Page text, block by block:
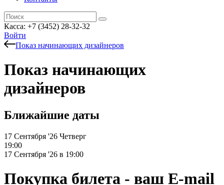
Касса: +7 (3452) 28-32-32
Войти
Показ начинающих дизайнеров
Показ начинающих
дизайнеров
Ближайшие даты
17 Сентября '26 Четверг
19:00
17 Сентября '26 в 19:00
Покупка билета - ваш E-mail